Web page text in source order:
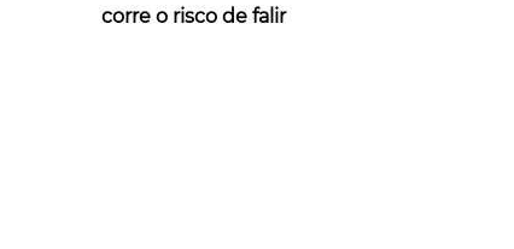
corre o risco de falir